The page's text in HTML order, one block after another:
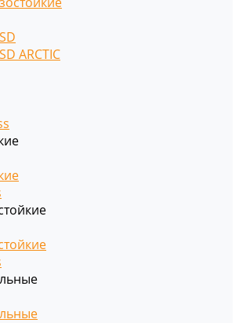
ARCTIC